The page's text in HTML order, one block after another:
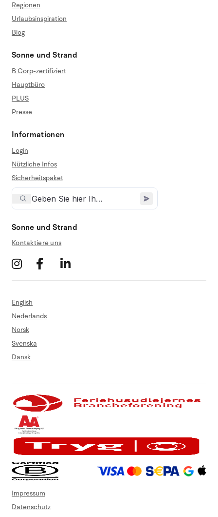
Regionen
Urlaubsinspiration
Blog
Sonne und Strand
B Corp-zertifiziert
Hauptbüro
PLUS
Presse
Informationen
Login
Nützliche Infos
Sicherheitspaket
Sonne und Strand
Kontaktiere uns
English
Nederlands
Norsk
Svenska
Dansk
Impressum
Datenschutz